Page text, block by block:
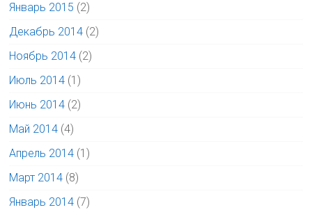
Январь 2015 (2)
Декабрь 2014 (2)
Ноябрь 2014 (2)
Июль 2014 (1)
Июнь 2014 (2)
Май 2014 (4)
Апрель 2014 (1)
Март 2014 (8)
Январь 2014 (7)